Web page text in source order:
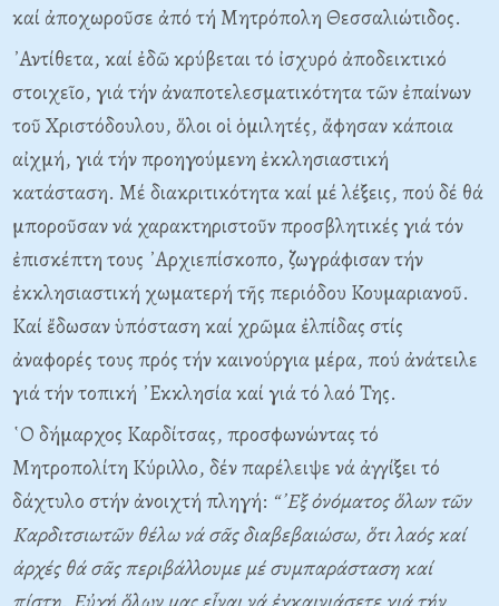
καί ἀποχωροῦσε ἀπό τή Μητρόπολη Θεσσαλιώτιδος.
᾿Αντίθετα, καί ἐδῶ κρύβεται τό ἰσχυρό ἀποδεικτικό
στοιχεῖο, γιά τήν ἀναποτελεσματικότητα τῶν ἐπαίνων
τοῦ Χριστόδουλου, ὅλοι οἱ ὁμιλητές, ἄφησαν κάποια
αἰχμή, γιά τήν προηγούμενη ἐκκλησιαστική
κατάσταση. Μέ διακριτικότητα καί μέ λέξεις, πού δέ θά
μποροῦσαν νά χαρακτηριστοῦν προσβλητικές γιά τόν
ἐπισκέπτη τους ᾿Αρχιεπίσκοπο, ζωγράφισαν τήν
ἐκκλησιαστική χωματερή τῆς περιόδου Κουμαριανοῦ.
Καί ἔδωσαν ὑπόσταση καί χρῶμα ἐλπίδας στίς
ἀναφορές τους πρός τήν καινούργια μέρα, πού ἀνάτειλε
γιά τήν τοπική ᾿Εκκλησία καί γιά τό λαό Της.
῾Ο δήμαρχος Καρδίτσας, προσφωνώντας τό
Μητροπολίτη Κύριλλο, δέν παρέλειψε νά ἀγγίξει τό
δάχτυλο στήν ἀνοιχτή πληγή: “᾿Εξ ὀνόματος ὅλων τῶν
Καρδιτσιωτῶν θέλω νά σᾶς διαβεβαιώσω, ὅτι λαός καί
ἀρχές θά σᾶς περιβάλλουμε μέ συμπαράσταση καί